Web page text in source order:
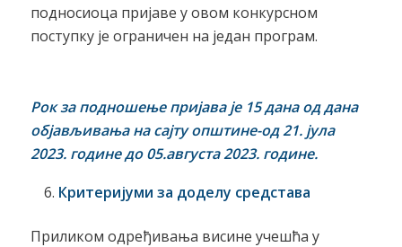
подносиоца пријаве у овом конкурсном
поступку је ограничен на један програм.
Рок за подношење пријава је 15 дана од дана
објављивања на сајту општине-од21. јула
2023. године до 05.августа 2023. године.
Критеријуми за доделу средстава
Приликом одређивања висине учешћа у